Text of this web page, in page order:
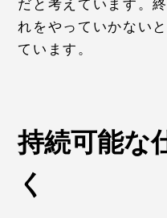
だと考えています。
れをやっていかない
ています。
持続可能な
く